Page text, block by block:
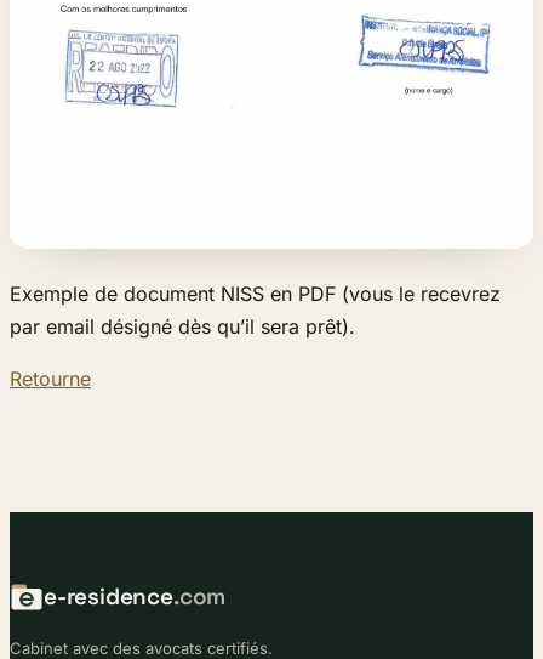
Exemple de document NISS en PDF (vous le recevrez
par email désigné dès qu’il sera prêt).
Retourne
e-residence.com
Cabinet avec des avocats certifiés.